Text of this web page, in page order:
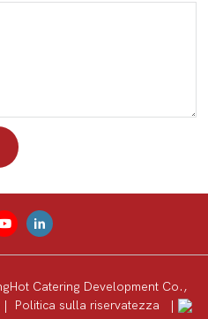
Catering Development Co.,
| Politica sulla riservatezza
|